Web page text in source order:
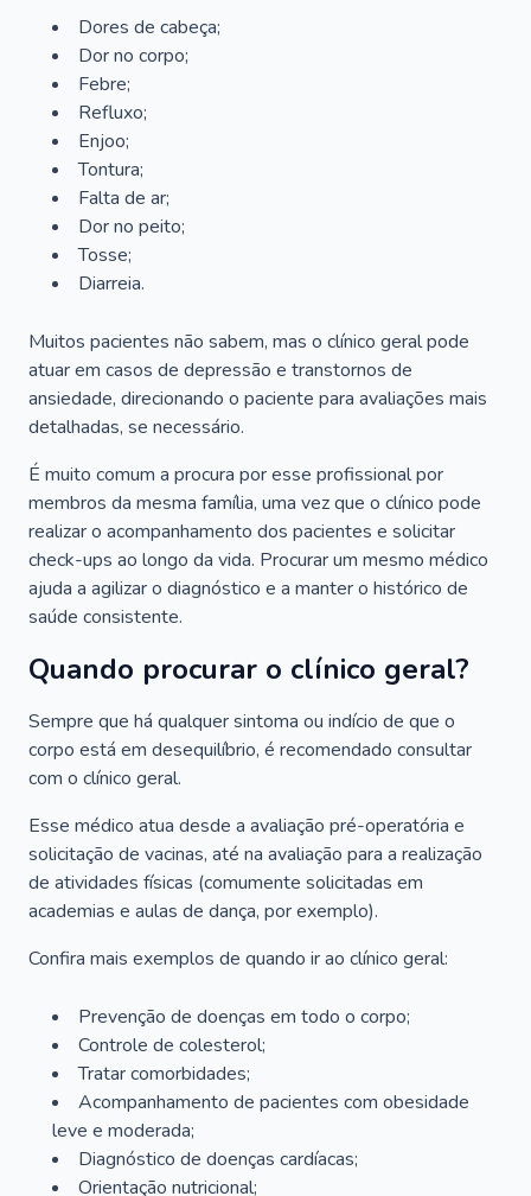
Dores de cabeça;
Dor no corpo;
Febre;
Refluxo;
Enjoo;
Tontura;
Falta de ar;
Dor no peito;
Tosse;
Diarreia.
Muitos pacientes não sabem, mas o clínico geral pode
atuar em casos de depressão e transtornos de
ansiedade, direcionando o paciente para avaliações mais
detalhadas, se necessário.
É muito comum a procura por esse profissional por
membros da mesma família, uma vez que o clínico pode
realizar o acompanhamento dos pacientes e solicitar
check-ups ao longo da vida. Procurar um mesmo médico
ajuda a agilizar o diagnóstico e a manter o histórico de
saúde consistente.
Quando procurar o clínico geral?
Sempre que há qualquer sintoma ou indício de que o
corpo está em desequilíbrio, é recomendado consultar
com o clínico geral.
Esse médico atua desde a avaliação pré-operatória e
solicitação de vacinas, até na avaliação para a realização
de atividades físicas (comumente solicitadas em
academias e aulas de dança, por exemplo).
Confira mais exemplos de quando ir ao clínico geral:
Prevenção de doenças em todo o corpo;
Controle de colesterol;
Tratar comorbidades;
Acompanhamento de pacientes com obesidade
leve e moderada;
Diagnóstico de doenças cardíacas;
Orientação nutricional;